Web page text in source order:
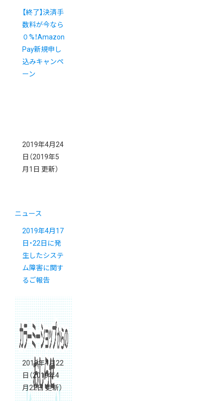
【終了】決済手
数料が今なら
０%！Amazon
Pay新規申し
込みキャンペ
ーン
2019年4月24
日 （2019年5
月1日 更新）
ニュース
2019年4月17
日・22日に発
生したシステ
ム障害に関す
るご報告
2019年4月22
日（2019年4
月22日 更新）